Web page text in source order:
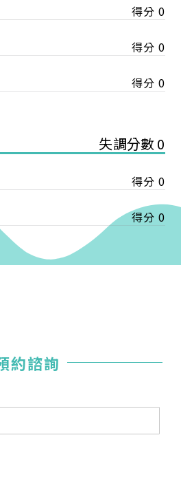
得分 0
得分 0
得分 0
失調分數 0
得分 0
得分 0
約諮詢
於會員入會時繳納；常年會
納。
於會員入會時繳納；常年會
納。
神經健康培訓暨發展協會
2
京東路分行